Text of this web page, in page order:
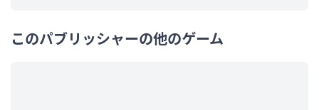
このパブリッシャーの他のゲーム